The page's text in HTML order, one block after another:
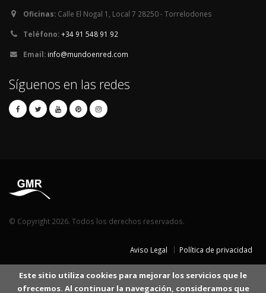
Oficinas: Calle El Nogal 1, Local 7 28250 - Torrelodones
Teléfono:+34 91 548 91 92
Email: info@mundoenred.com
Síguenos en las redes
© Copyright 2026. Todos los derechos reservados.
Aviso Legal Política de privacidad
Este sitio utiliza cookies para mejorar los servicios que le
ofrecemos. Al continuar la navegación, consideramos que